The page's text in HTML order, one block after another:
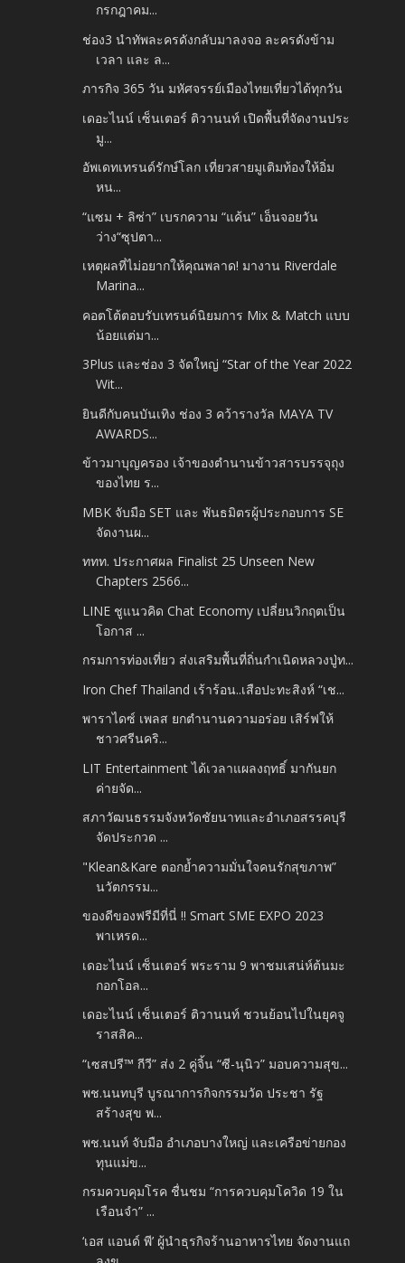
กรกฎาคม...
ช่อง3 นำทัพละครดังกลับมาลงจอ ละครดังข้าม
เวลา และ ล...
ภารกิจ 365 วัน มหัศจรรย์เมืองไทยเที่ยวได้ทุกวัน
เดอะไนน์ เซ็นเตอร์ ติวานนท์ เปิดพื้นที่จัดงานประ
มู...
อัพเดทเทรนด์รักษ์โลก เที่ยวสายมูเติมท้องให้อิ่ม
หน...
“แซม + ลิซ่า” เบรกความ “แค้น” เอ็นจอยวัน
ว่าง“ซุปตา...
เหตุผลที่ไม่อยากให้คุณพลาด! มางาน Riverdale
Marina...
คอตโต้ตอบรับเทรนด์นิยมการ Mix & Match แบบ
น้อยแต่มา...
3Plus และช่อง 3 จัดใหญ่ “Star of the Year 2022
Wit...
ยินดีกับคนบันเทิง ช่อง 3 คว้ารางวัล MAYA TV
AWARDS...
ข้าวมาบุญครอง เจ้าของตำนานข้าวสารบรรจุถุง
ของไทย ร...
MBK จับมือ SET และ พันธมิตรผู้ประกอบการ SE
จัดงานผ...
ททท. ประกาศผล Finalist 25 Unseen New
Chapters 2566...
LINE ชูแนวคิด Chat Economy เปลี่ยนวิกฤตเป็น
โอกาส ...
กรมการท่องเที่ยว ส่งเสริมพื้นที่ถิ่นกำเนิดหลวงปู่ท...
Iron Chef Thailand เร้าร้อน..เสือปะทะสิงห์ “เช...
พาราไดซ์ เพลส ยกตำนานความอร่อย เสิร์ฟให้
ชาวศรีนคริ...
LIT Entertainment ได้เวลาแผลงฤทธิ์ มากันยก
ค่ายจัด...
สภาวัฒนธรรมจังหวัดชัยนาทและอำเภอสรรคบุรี
จัดประกวด ...
"Klean&Kare ตอกย้ำความมั่นใจคนรักสุขภาพ”
นวัตกรรม...
ของดีของฟรีมีที่นี่ !! Smart SME EXPO 2023
พาเหรด...
เดอะไนน์ เซ็นเตอร์ พระราม 9 พาชมเสน่ห์ต้นมะ
กอกโอล...
เดอะไนน์ เซ็นเตอร์ ติวานนท์ ชวนย้อนไปในยุคจู
ราสสิค...
“เซสปรี™ กีวี” ส่ง 2 คู่จิ้น “ซี-นุนิว” มอบความสุข...
พช.นนทบุรี บูรณาการกิจกรรมวัด ประชา รัฐ
สร้างสุข พ...
พช.นนท์ จับมือ อำเภอบางใหญ่ และเครือข่ายกอง
ทุนแม่ข...
กรมควบคุมโรค ชื่นชม “การควบคุมโควิด 19 ใน
เรือนจำ” ...
‘เอส แอนด์ พี’ ผู้นำธุรกิจร้านอาหารไทย จัดงานแถ